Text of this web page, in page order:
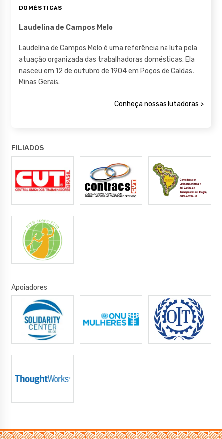
DOMÉSTICAS
Laudelina de Campos Melo
Laudelina de Campos Melo é uma referência na luta pela
atuação organizada das trabalhadoras domésticas. Ela
nasceu em 12 de outubro de 1904 em Poços de Caldas,
Minas Gerais.
Conheça nossas lutadoras >
FILIADOS
Apoiadores